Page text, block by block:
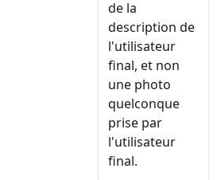
de la
description de
l'utilisateur
final, et non
une photo
quelconque
prise par
l'utilisateur
final.